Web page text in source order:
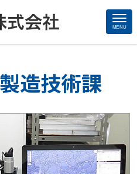
MENU
造技術課